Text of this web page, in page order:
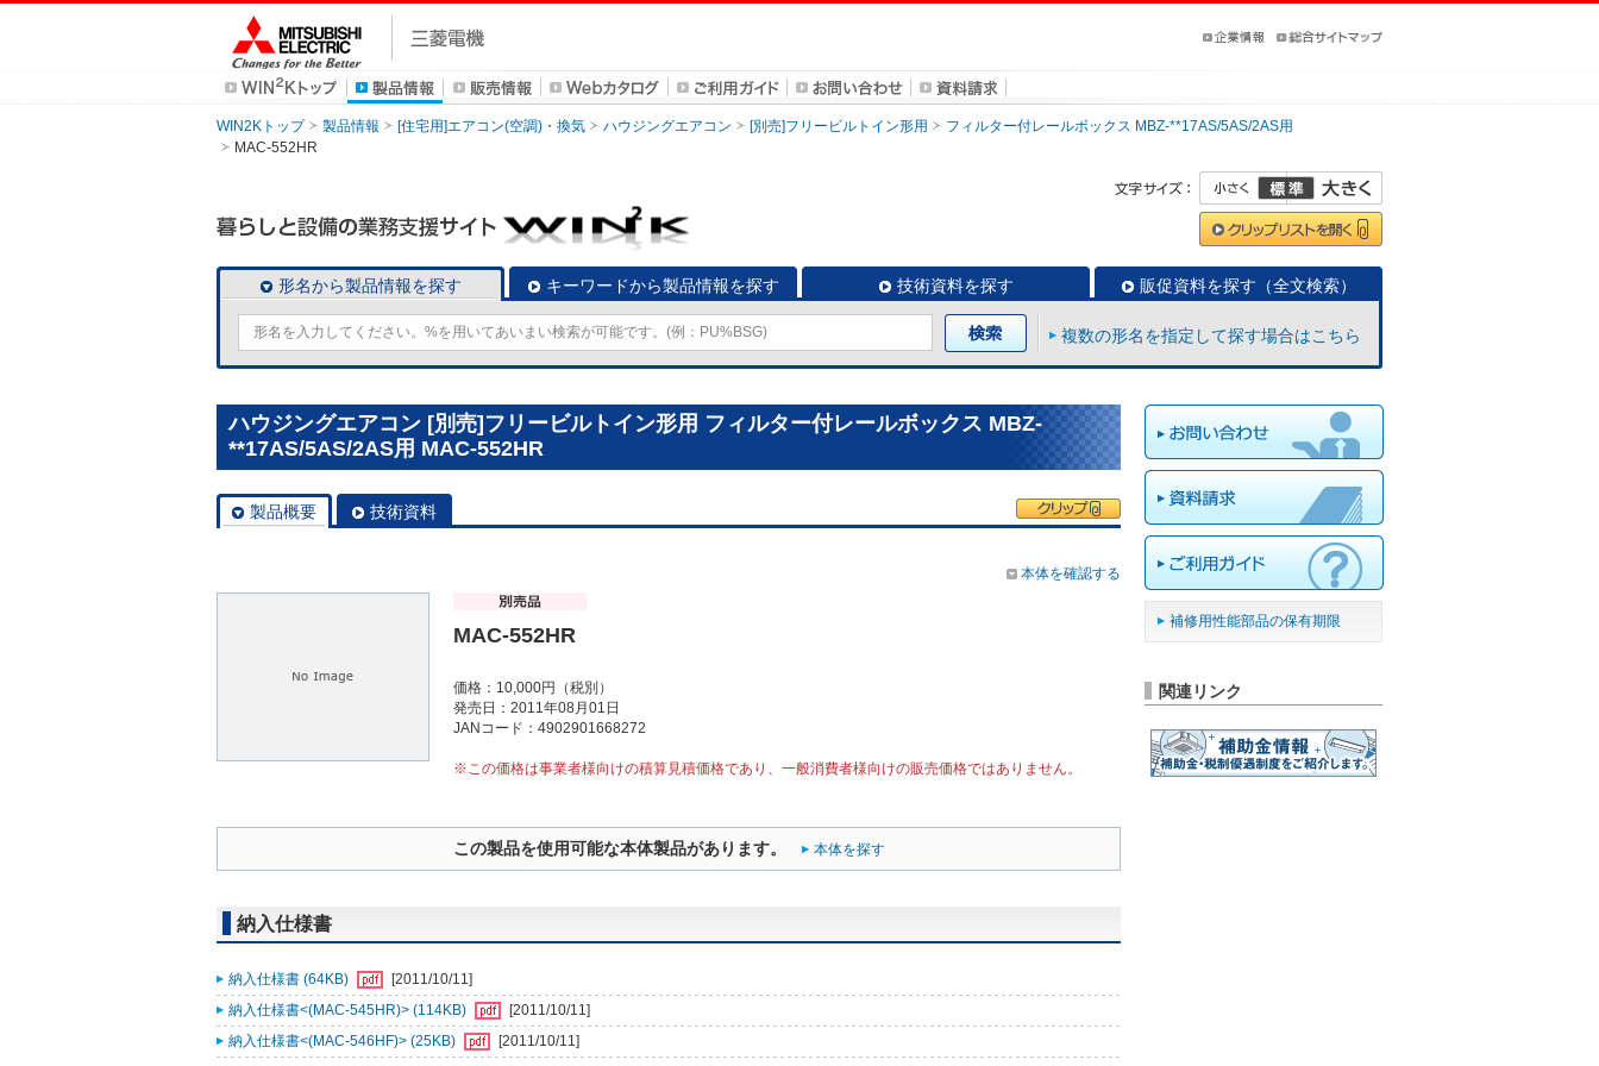
WIN2Kトップ 製品情報 [住宅用]エアコン(空調)・換気 ハウジングエアコン [別売]フリービルトイン形用
フィルター付レールボックス MBZ-**17AS/5AS/2AS用
MAC-552HR
形名から製品情報を探す キーワードから製品情報を探す 技術資料を探す 販促資料を探す（全文検索）
複数の形名を指定して探す場合はこちら
ハウジングエアコン [別売]フリービルトイン形用 フィルター付レールボックス MBZ-
**17AS/5AS/2AS用 MAC-552HR
製品概要 技術資料
本体を確認する
MAC-552HR
価格：10,000円（税別）
発売日：2011年08月01日
JANコード：4902901668272
※この価格は事業者様向けの積算見積価格であり、一般消費者様向けの販売価格ではありません。
この製品を使用可能な本体製品があります。 本体を探す
納入仕様書
納入仕様書 (64KB)
[2011/10/11]
納入仕様書<(MAC-545HR)> (114KB)
[2011/10/11]
納入仕様書<(MAC-546HF)> (25KB)
[2011/10/11]
補修用性能部品の保有期限
関連リンク